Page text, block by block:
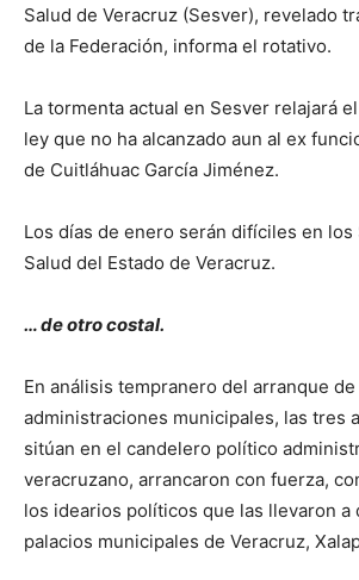
Salud de Veracruz (Sesver), revelado
de la Federación, informa el rotativo.
La tormenta actual en Sesver relajará
ley que no ha alcanzado aun al ex
de Cuitláhuac García Jiménez.
Los días de enero serán difíciles en los
Salud del Estado de Veracruz.
… de otro costal.
En análisis tempranero del arranque de
administraciones municipales, las tres
sitúan en el candelero político
veracruzano, arrancaron con fuerza,
los idearios políticos que las llevaron a
palacios municipales de Veracruz,